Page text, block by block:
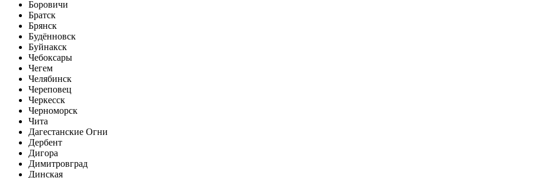
Боровичи
Братск
Брянск
Будённовск
Буйнакск
Чебоксары
Чегем
Челябинск
Череповец
Черкесск
Черноморск
Чита
Дагестанские Огни
Дербент
Дигора
Димитровград
Динская